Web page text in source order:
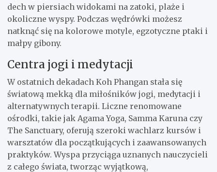
dech w piersiach widokami na zatoki, plaże i
okoliczne wyspy. Podczas wędrówki możesz
natknąć się na kolorowe motyle, egzotyczne ptaki i
małpy gibony.
Centra jogi i medytacji
W ostatnich dekadach Koh Phangan stała się
światową mekką dla miłośników jogi, medytacji i
alternatywnych terapii. Liczne renomowane
ośrodki, takie jak Agama Yoga, Samma Karuna czy
The Sanctuary, oferują szeroki wachlarz kursów i
warsztatów dla początkujących i zaawansowanych
praktyków. Wyspa przyciąga uznanych nauczycieli
z całego świata, tworząc wyjątkową,